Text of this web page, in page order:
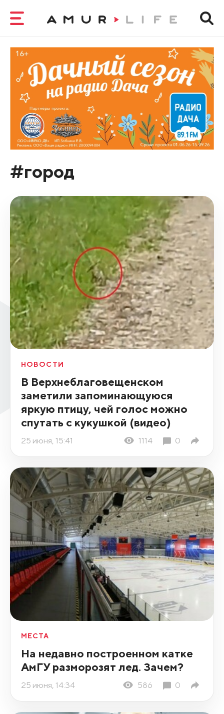
#город
НОВОСТИ
В Верхнеблаговещенском
заметили запоминающуюся
яркую птицу, чей голос можно
спутать с кукушкой (видео)
25 июня, 15:41 1114 0
МЕСТА
На недавно построенном катке
АмГУ разморозят лед. Зачем?
25 июня, 14:34 586 0